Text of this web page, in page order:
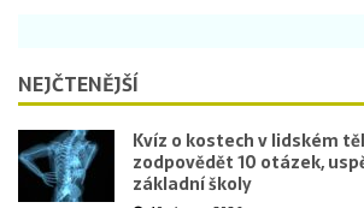
NEJČTENĚJŠÍ
Kvíz o kostech v lidském
zodpovědět 10 otázek,
základní školy